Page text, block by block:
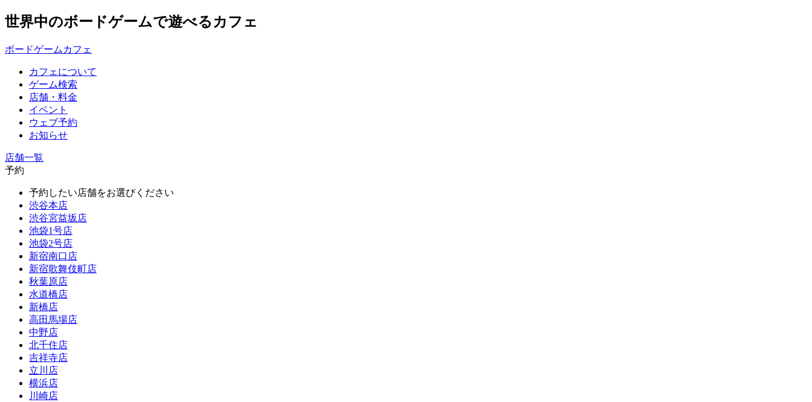
世界中のボードゲームで遊べるカフェ
ボードゲームカフェ
カフェについて
ゲーム検索
店舗・料金
イベント
ウェブ予約
お知らせ
店舗一覧
予約
予約したい店舗をお選びください
渋谷本店
渋谷宮益坂店
池袋1号店
池袋2号店
新宿南口店
新宿歌舞伎町店
秋葉原店
水道橋店
新橋店
高田馬場店
中野店
北千住店
吉祥寺店
立川店
横浜店
川崎店